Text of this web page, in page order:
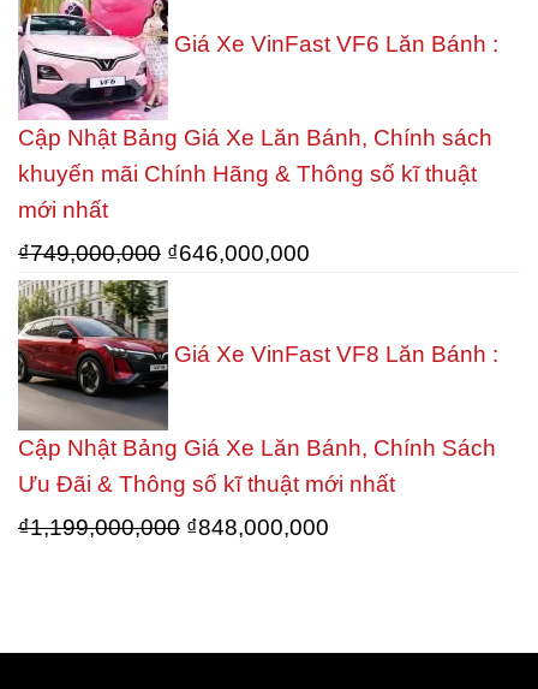
là:
₫949,000,000.là:
Giá Xe VinFast VF6 Lăn Bánh :
Cập Nhật Bảng Giá Xe Lăn Bánh, Chính sách
khuyến mãi Chính Hãng & Thông số kĩ thuật
mới nhất
₫749,000,000 Giá
gốc
là:
₫749,000,000.
₫646,000,000
là:
Giá Xe VinFast VF8 Lăn Bánh :
Cập Nhật Bảng Giá Xe Lăn Bánh, Chính Sách
Ưu Đãi & Thông số kĩ thuật mới nhất
₫1,199,000,000 Giá
₫848,000,000